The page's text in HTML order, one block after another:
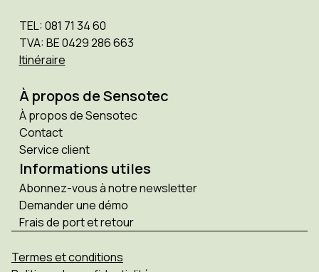
TEL: 081 71 34 60
TVA: BE 0429 286 663
Itinéraire
À propos de Sensotec
À propos de Sensotec
Contact
Service client
Informations utiles
Abonnez-vous à notre newsletter
Demander une démo
Frais de port et retour
Termes et conditions